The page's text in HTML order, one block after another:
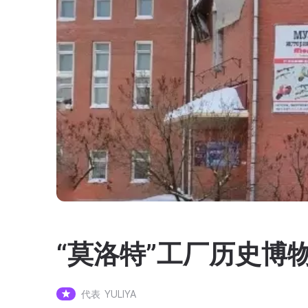
“莫洛特”工厂历史博
代表 YULIYA